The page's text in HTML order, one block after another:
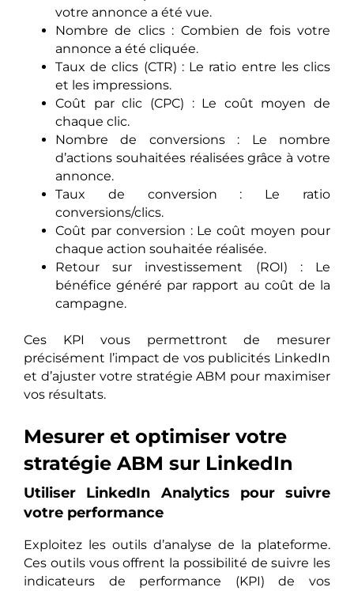
votre annonce a été vue.
Nombre de clics : Combien de fois votre
annonce a été cliquée.
Taux de clics (CTR) : Le ratio entre les clics
et les impressions.
Coût par clic (CPC) : Le coût moyen de
chaque clic.
Nombre de conversions : Le nombre
d’actions souhaitées réalisées grâce à votre
annonce.
Taux de conversion : Le ratio
conversions/clics.
Coût par conversion : Le coût moyen pour
chaque action souhaitée réalisée.
Retour sur investissement (ROI) : Le
bénéfice généré par rapport au coût de la
campagne.
Ces KPI vous permettront de mesurer
précisément l’impact de vos publicités LinkedIn
et d’ajuster votre stratégie ABM pour maximiser
vos résultats.
Mesurer et optimiser votre
stratégie ABM sur LinkedIn
Utiliser LinkedIn Analytics pour suivre
votre performance
Exploitez les outils d’analyse de la plateforme.
Ces outils vous offrent la possibilité de suivre les
indicateurs de performance (KPI) de vos